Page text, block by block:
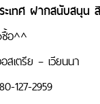
เทศ ฝากสนับสนุน
ซื้อ^^
เตรีย – เวียนนา
127-2959